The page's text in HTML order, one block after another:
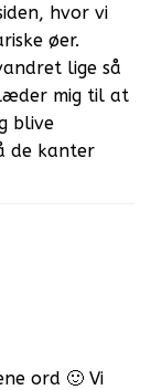
hvor vi
øer.
lige så
mig til at
blive
de kanter
ord 🙂 Vi